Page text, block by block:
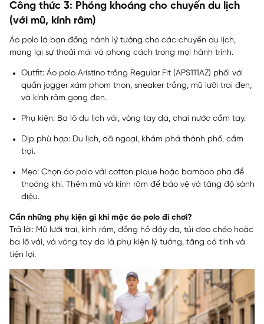
Công thức 3: Phóng khoáng cho chuyến du lịch
(với mũ, kính râm)
Áo polo là bạn đồng hành lý tưởng cho các chuyến du lịch,
mang lại sự thoải mái và phong cách trong mọi hành trình.
Outfit: Áo polo Aristino trắng Regular Fit (APS111AZ) phối với
quần jogger xám phom thon, sneaker trắng, mũ lưỡi trai đen,
và kính râm gọng đen.
Phụ kiện: Ba lô du lịch vải, vòng tay da, chai nước cầm tay.
Dịp phù hợp: Du lịch, dã ngoại, khám phá thành phố, cắm
trại.
Mẹo: Chọn áo polo vải cotton pique hoặc bamboo pha để
thoáng khí. Thêm mũ và kính râm để bảo vệ và tăng độ sành
điệu.
Cần những phụ kiện gì khi mặc áo polo đi chơi?
Trả lời: Mũ lưỡi trai, kính râm, đồng hồ dây da, túi đeo chéo hoặc
ba lô vải, và vòng tay da là phụ kiện lý tưởng, tăng cá tính và
tiện lợi.